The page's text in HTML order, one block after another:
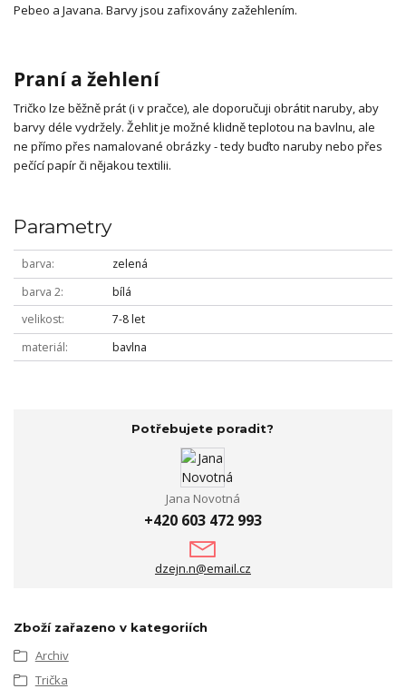
Pebeo a Javana. Barvy jsou zafixovány zažehlením.
Praní a žehlení
Tričko lze běžně prát (i v pračce), ale doporučuji obrátit naruby, aby
barvy déle vydržely. Žehlit je možné klidně teplotou na bavlnu, ale
ne přímo přes namalované obrázky - tedy buďto naruby nebo přes
pečící papír či nějakou textilii.
Parametry
barva
zelená
barva 2
bílá
velikost
7-8 let
materiál
bavlna
Potřebujete poradit?
Jana Novotná
+420 603 472 993
dzejn.n@email.cz
Zboží zařazeno v kategoriích
Archiv
Trička